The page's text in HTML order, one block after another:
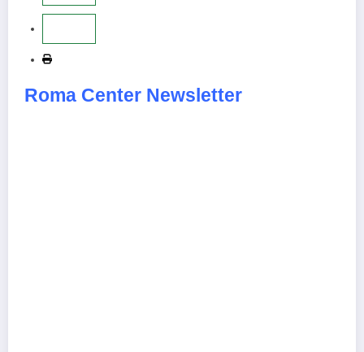
Roma Center Newsletter